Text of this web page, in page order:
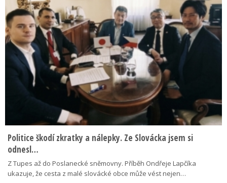
Politice škodí zkratky a nálepky. Ze Slovácka jsem si
odnesl…
Z Tupes až do Poslanecké sněmovny. Příběh Ondřeje Lapčíka
ukazuje, že cesta z malé slovácké obce může vést nejen…